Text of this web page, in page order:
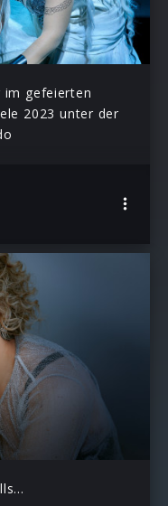
im gefeierten
2023 unter der